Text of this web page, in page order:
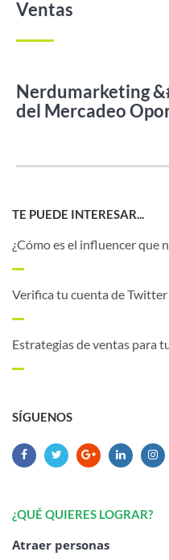
Ventas
Nerdumarketing
del Mercadeo
TE PUEDE INTERESAR...
¿Cómo es el influencer que
Verifica tu cuenta de Twitter
Estrategias de ventas para
SÍGUENOS
¿QUÉ QUIERES LOGRAR?
Atraer personas